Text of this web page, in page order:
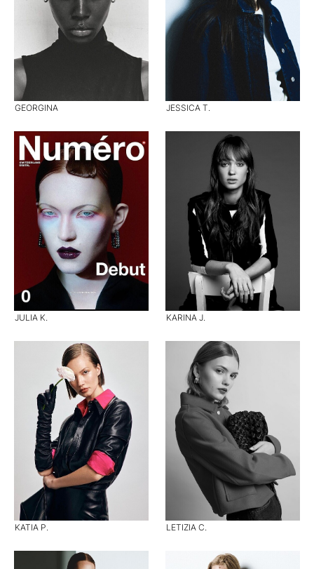
GEORGINA JESSICA T.
JULIA K. KARINA J.
KATIA P. LETIZIA C.